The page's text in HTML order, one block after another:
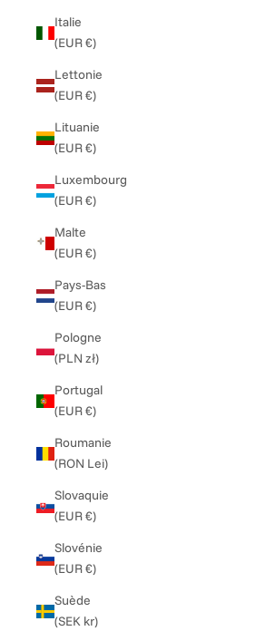
Italie
(EUR €)
Lettonie
(EUR €)
Lituanie
(EUR €)
Luxembourg
(EUR €)
Malte
(EUR €)
Pays-Bas
(EUR €)
Pologne
(PLN zł)
Portugal
(EUR €)
Roumanie
(RON Lei)
Slovaquie
(EUR €)
Slovénie
(EUR €)
Suède
(SEK kr)